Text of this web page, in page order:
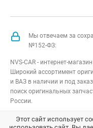
Мы отвечаем за
№152-ФЗ:
NVS-CAR - интернет-
Широкий ассортимент
и ВАЗ в наличии и под
поиск оригинальных
России.
NVS-CAR© 2014 –2026
Этот сайт использует